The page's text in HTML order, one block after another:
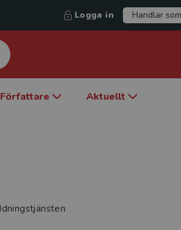
Logga in Handlar
Författare Aktuellt